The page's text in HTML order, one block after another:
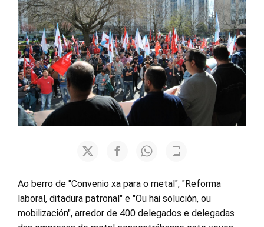
Ao berro de "Convenio xa para o metal", "Reforma
laboral, ditadura patronal" e "Ou hai solución, ou
mobilización", arredor de 400 delegados e delegadas